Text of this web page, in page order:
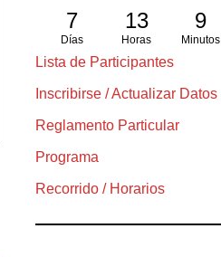
7
Días
13
Horas
9
Minutos
Lista de Participantes
Inscribirse / Actualizar Datos
Reglamento Particular
Programa
Recorrido / Horarios